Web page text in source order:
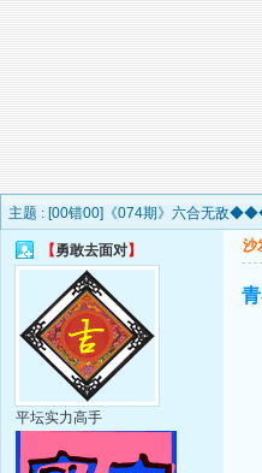
主题 : [00错00]《074期》六合无
【勇敢去面对】
平坛实力高手
沙